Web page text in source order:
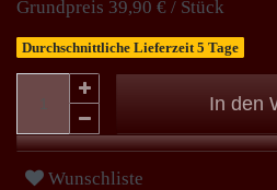
Grundpreis 39,90 € / Stück
Durchschnittliche Lieferzeit 5 Tage
In den
Wunschliste